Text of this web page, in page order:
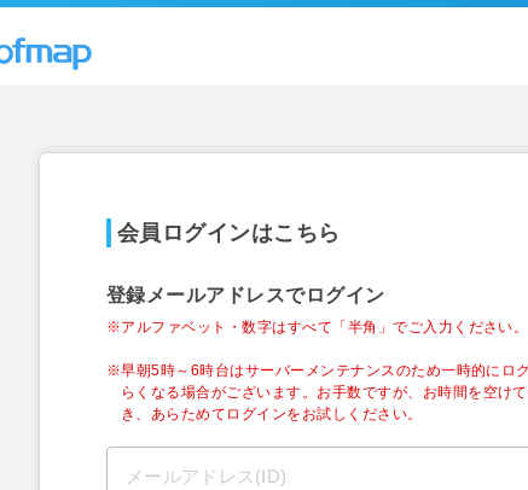
会員ログインはこちら
登録メールアドレスでログイン
※アルファベット・数字はすべて「半角」でご入力ください。
※早朝5時～6時台はサーバーメンテナンスのため一時的にロ
らくなる場合がございます。お手数ですが、お時間を空け
き、あらためてログインをお試しください。